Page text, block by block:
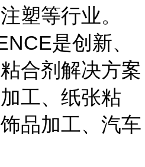
塑等行业。
是创新、
合剂解决方案
工、纸张粘
品加工、汽车